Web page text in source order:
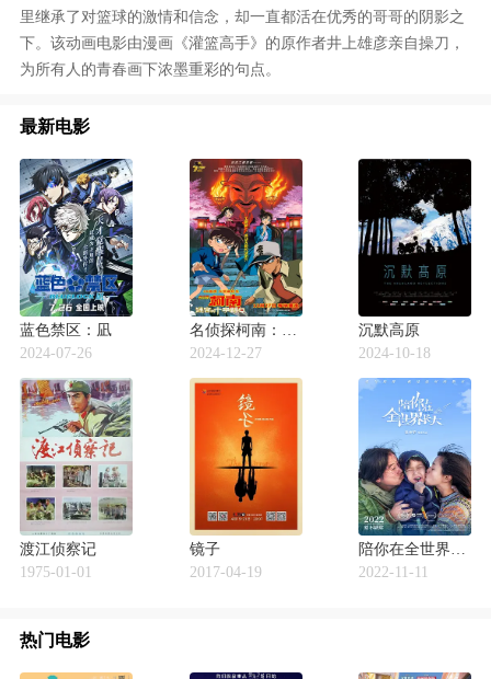
里继承了对篮球的激情和信念，却一直都活在优秀的哥哥的阴影之
下。该动画电影由漫画《灌篮高手》的原作者井上雄彦亲自操刀，
为所有人的青春画下浓墨重彩的句点。
最新电影
蓝色禁区：凪
2024-07-26
名侦探柯南：迷宫的十字路口
2024-12-27
沉默高原
2024-10-18
渡江侦察记
1975-01-01
镜子
2017-04-19
陪你在全世界长大
2022-11-11
热门电影